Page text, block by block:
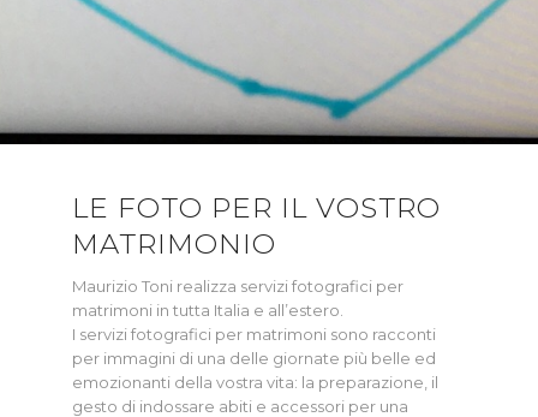
LE FOTO PER IL VOSTRO
MATRIMONIO
Maurizio Toni realizza servizi fotografici per
matrimoni in tutta Italia e all’estero.
I servizi fotografici per matrimoni sono racconti
per immagini di una delle giornate più belle ed
emozionanti della vostra vita: la preparazione, il
gesto di indossare abiti e accessori per una